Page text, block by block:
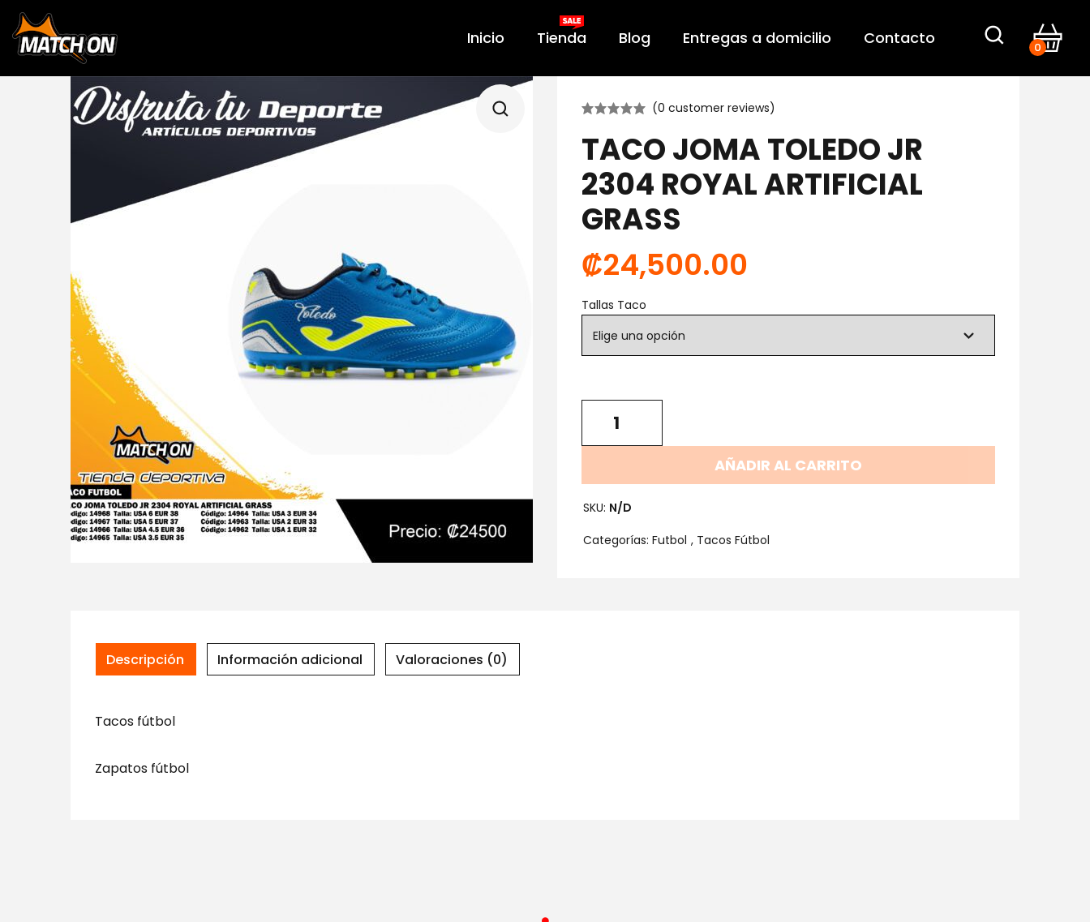
Inicio Tienda Blog Entregas a domicilio Contacto 0
(0 customer reviews)
TACO JOMA TOLEDO JR
2304 ROYAL ARTIFICIAL
GRASS
₡24,500.00
Tallas Taco
AÑADIR AL CARRITO
SKU: N/D
Categorías: Futbol , Tacos Fútbol
Descripción Información adicional Valoraciones (0)
Tacos fútbol
Zapatos fútbol